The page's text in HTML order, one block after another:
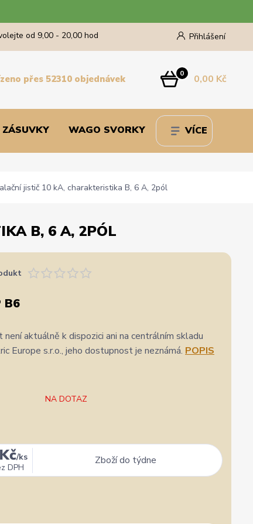
Přihlášení
od 9,00 - 20,00 hod
0 0,00 Kč
přes 52310 objednávek
WAGO SVORKY VÍCE
jistič 10 kA, charakteristika B, 6 A, 2pól
B, 6 A, 2PÓL
B6
aktuálně k dispozici ani na centrálním skladu
Europe s.r.o., jeho dostupnost je neznámá. POPIS
NA DOTAZ
/ks
DPH
Zboží do týdne